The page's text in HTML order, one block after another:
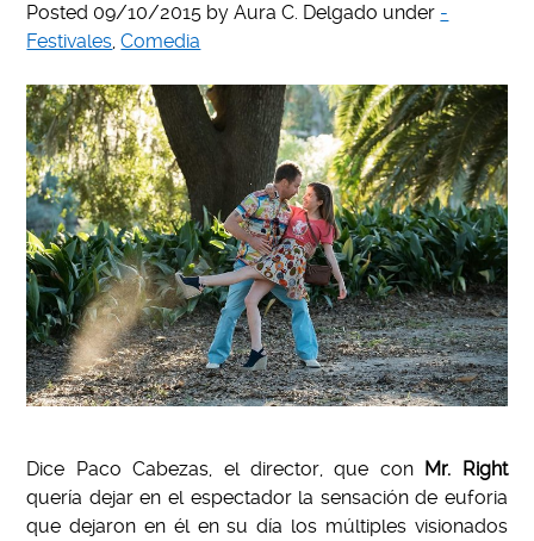
Posted 09/10/2015 byAura C. Delgado under -
Festivales,Comedia
Dice Paco Cabezas, el director, que con Mr. Right
quería dejar en el espectador la sensación de euforia
que dejaron en él en su día los múltiples visionados